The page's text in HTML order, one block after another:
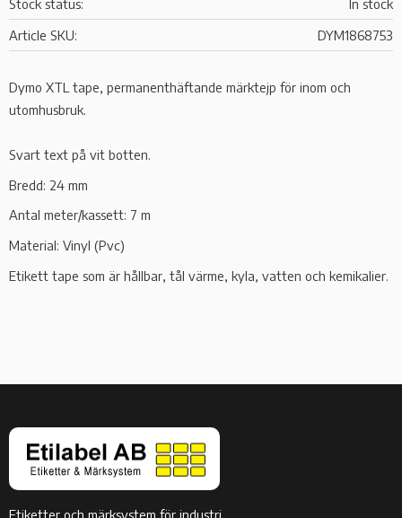
Article SKU
DYM1868753
Dymo XTL tape, permanenthäftande märktejp för inom och
utomhusbruk.
Svart text på vit botten.
Bredd: 24 mm
Antal meter/kassett: 7 m
Material: Vinyl (Pvc)
Etikett tape som är hållbar, tål värme, kyla, vatten och kemikalier.
Etiketter och märksystem för industri,